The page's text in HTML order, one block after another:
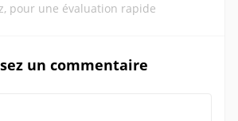
pour une évaluation rapide
un commentaire